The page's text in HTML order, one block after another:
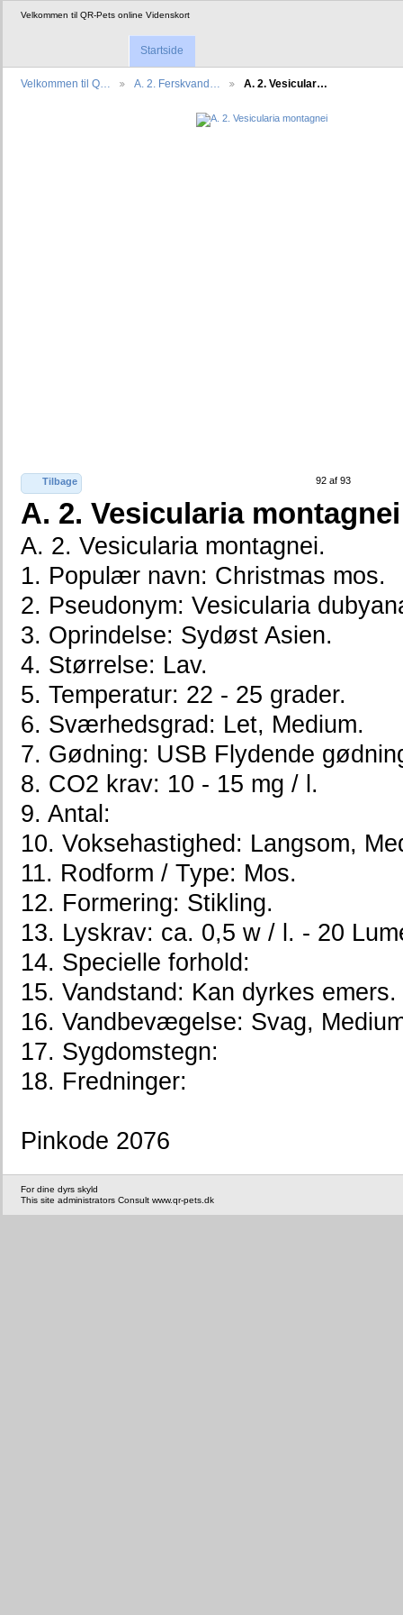
Velkommen til QR-Pets online Videnskort
Startside
Velkommen til Q… A. 2. Ferskvand… A. 2. Vesicular…
Tilbage 92 af 93
A. 2. Vesicularia montagnei
A. 2. Vesicularia montagnei.
1. Populær navn: Christmas mos.
2. Pseudonym: Vesicularia
3. Oprindelse: Sydøst Asien.
4. Størrelse: Lav.
5. Temperatur: 22 - 25 grader.
6. Sværhedsgrad: Let, Medium.
7. Gødning: USB Flydende
8. CO2 krav: 10 - 15 mg / l.
9. Antal:
10. Voksehastighed: Langsom,
11. Rodform / Type: Mos.
12. Formering: Stikling.
13. Lyskrav: ca. 0,5 w / l. - 20
14. Specielle forhold:
15. Vandstand: Kan dyrkes emers.
16. Vandbevægelse: Svag,
17. Sygdomstegn:
18. Fredninger:
Pinkode 2076
For dine dyrs skyld
This site administrators Consult www.qr-pets.dk